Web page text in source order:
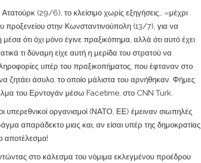
(29/6), το κλείσιμο χωρίς εξηγήσεις… «μέχρι
προξενείου στην Κωνσταντινούπολη (13/7), για να
ότι όχι μόνο έγινε πραξικόπημα, αλλά ότι αυτό έχει
τι δύναμη είχε αυτή η μερίδα του στρατού να
υπέρ του πραξικοπήματος, που έφταναν στο
ζητάει άσυλο, το οποίο μάλιστα του αρνήθηκαν. Φήμες
του Ερντογάν μέσω Facetime, στο CNN Turk.
υπερεθνικοί οργανισμοί (ΝΑΤΟ, ΕΕ) έμειναν σιωπηλές
απαράδεκτο μιας και, αν είσαι υπέρ της δημοκρατίας
αποτέλεσμα!
στο κάλεσμα του νόμιμα εκλεγμένου προέδρου